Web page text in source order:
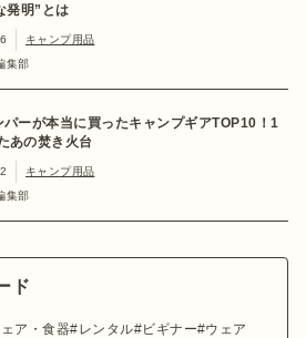
発明”とは
キャンプ用品
集部
パーが本当に買ったキャンプギアTOP10！1
あの焚き火台
キャンプ用品
集部
ド
ア・食器 レンタル ビギナー
ウェア